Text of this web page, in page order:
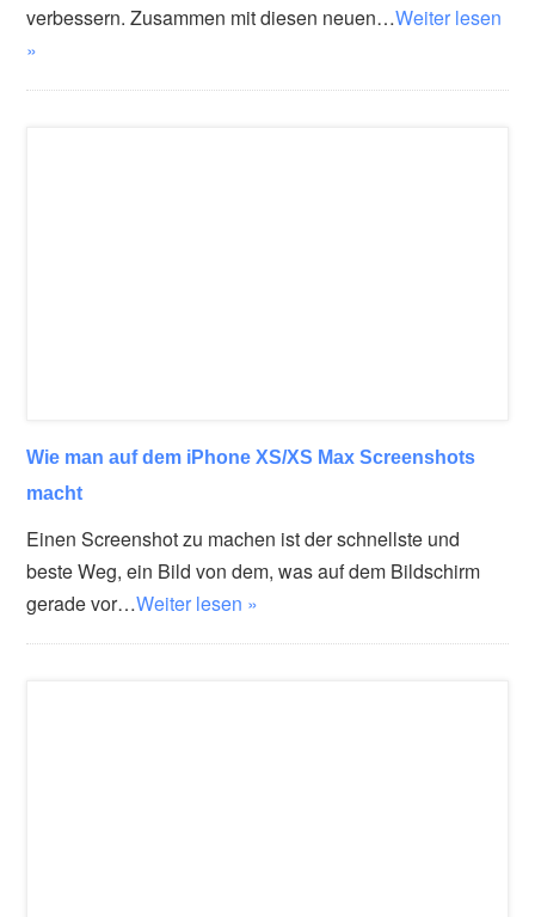
verbessern. Zusammen mit diesen neuen…Weiter lesen
»
Wie man auf dem iPhone XS/XS Max Screenshots
macht
Einen Screenshot zu machen ist der schnellste und
beste Weg, ein Bild von dem, was auf dem Bildschirm
gerade vor…Weiter lesen »